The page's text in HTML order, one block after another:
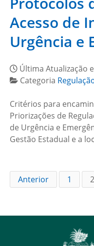
Acesso de
Urgência e
Última Atualização
Categoria
Critérios para
Priorizações de
de Urgência e
Gestão Estadual e a
Anterior 1 2